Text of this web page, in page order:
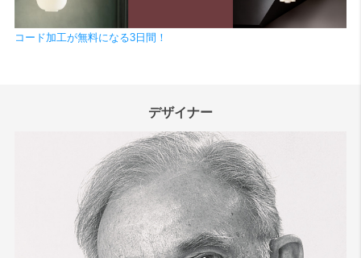
検索
コード加工が無料になる3日間！
デザイナー